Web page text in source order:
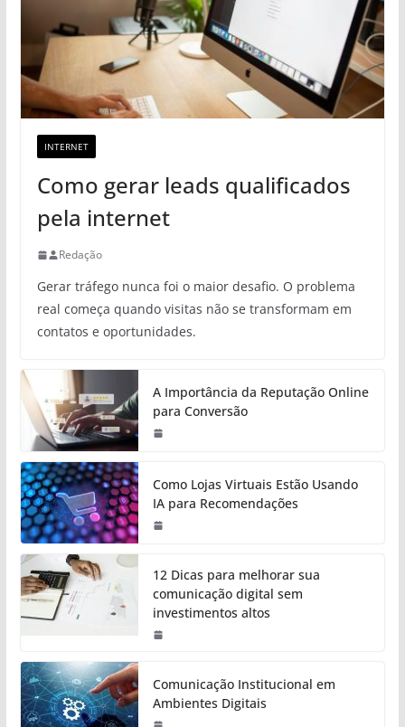
INTERNET
Como gerar leads qualificados
pela internet
Redação
Gerar tráfego nunca foi o maior desafio. O problema
real começa quando visitas não se transformam em
contatos e oportunidades.
A Importância da Reputação Online
para Conversão
Como Lojas Virtuais Estão Usando
IA para Recomendações
12 Dicas para melhorar sua
comunicação digital sem
investimentos altos
Comunicação Institucional em
Ambientes Digitais